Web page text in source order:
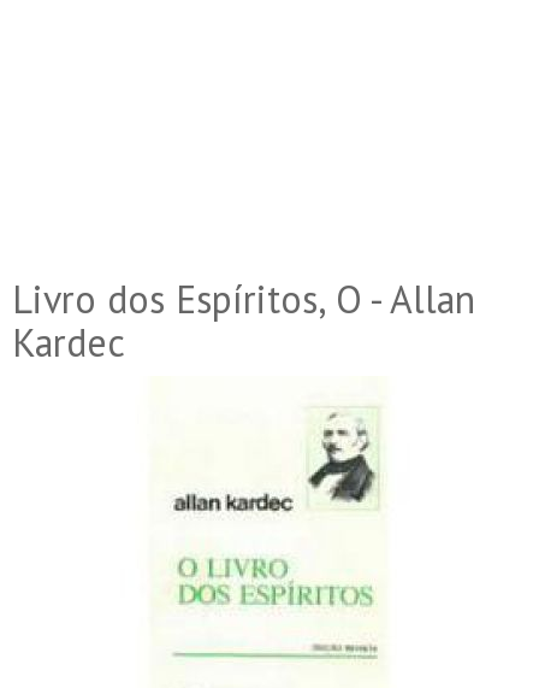
Livro dos Espíritos, O - Allan
Kardec